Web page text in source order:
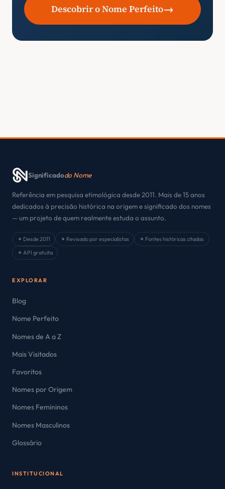
Descobrir o Nome Perfeito→
Significadodo Nome
Referência em pesquisa etimológica desde 2011. Mais de 15 anos
dedicados à precisão histórica na origem e significado dos nomes
— um projeto de quem realmente estuda o assunto.
✦ Desde 2011 ✦ Revisado por especialistas
✦ Fontes históricas citadas
✦ API gratuita
EXPLORAR
Blog
Nome Perfeito
Nomes de A a Z
Mais Visitados
Favoritos
Nomes por Origem
Nomes Femininos
Nomes Masculinos
Glossário
INSTITUCIONAL